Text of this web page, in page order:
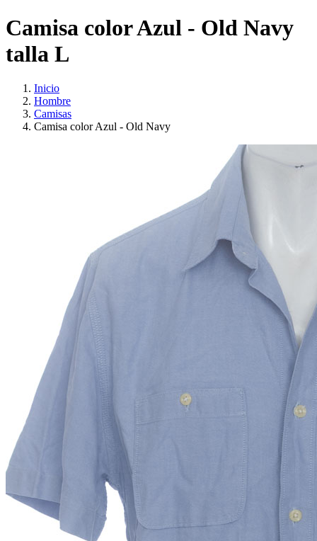
Camisa color Azul - Old Navy
talla L
Inicio
Hombre
Camisas
Camisa color Azul - Old Navy